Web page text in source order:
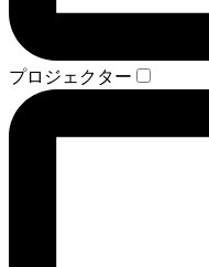
プロジェクター